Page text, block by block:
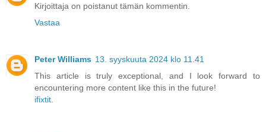
Kirjoittaja on poistanut tämän kommentin.
Vastaa
Peter Williams 13. syyskuuta 2024 klo 11.41
This article is truly exceptional, and I look forward to
encountering more content like this in the future!
ifixtit